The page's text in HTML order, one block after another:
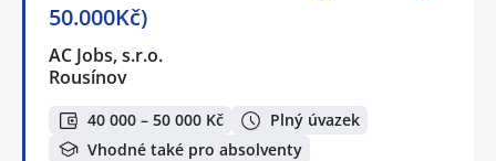
50.000Kč)
AC Jobs, s.r.o.
Rousínov
40 000 – 50 000 Kč
Plný úvazek
Vhodné také pro absolventy